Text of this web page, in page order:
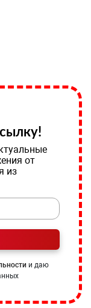
от
из
и даю